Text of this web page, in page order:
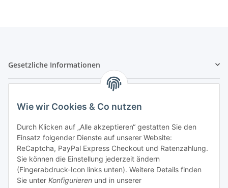
Wie wir Cookies & Co nutzen
Durch Klicken auf „Alle akzeptieren“ gestatten Sie den
Einsatz folgender Dienste auf unserer Website:
ReCaptcha, PayPal Express Checkout und Ratenzahlung.
Sie können die Einstellung jederzeit ändern
(Fingerabdruck-Icon links unten). Weitere Details finden
Sie unter Konfigurieren und in unserer
Gesetzliche Informationen
Zahlung & Versand